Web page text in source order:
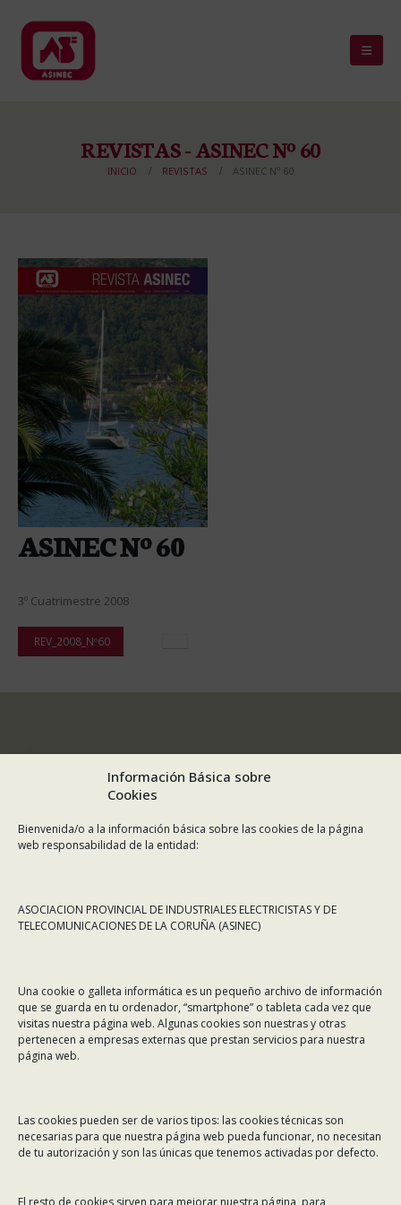
Información Básica sobre
Cookies
Bienvenida/o a la información básica sobre las cookies de la página
web responsabilidad de la entidad:
ASOCIACION PROVINCIAL DE INDUSTRIALES ELECTRICISTAS Y DE
TELECOMUNICACIONES DE LA CORUÑA (ASINEC)
Una cookie o galleta informática es un pequeño archivo de información
que se guarda en tu ordenador, “smartphone” o tableta cada vez que
visitas nuestra página web. Algunas cookies son nuestras y otras
pertenecen a empresas externas que prestan servicios para nuestra
página web.
Las cookies pueden ser de varios tipos: las cookies técnicas son
necesarias para que nuestra página web pueda funcionar, no necesitan
de tu autorización y son las únicas que tenemos activadas por defecto.
El resto de cookies sirven para mejorar nuestra página, para
REVISTAS - ASINEC Nº 60
INICIO REVISTAS ASINEC Nº 60
ASINEC Nº 60
3º Cuatrimestre 2008
REV_2008_Nº60
Dirección: Rafael Alberti 7, 1º C-D. 15008 A Coruña
Teléfono: 981 299 710
Email: asinec@asinec.org
Noticias